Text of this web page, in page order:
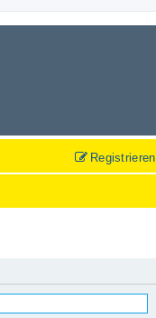
Registrieren